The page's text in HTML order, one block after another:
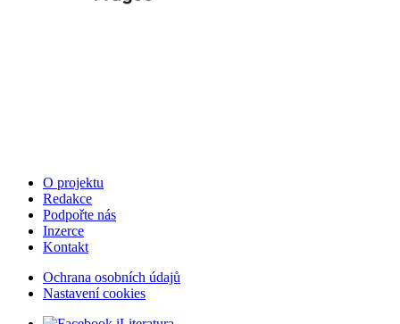
O projektu
Redakce
Podpořte nás
Inzerce
Kontakt
Ochrana osobních údajů
Nastavení cookies